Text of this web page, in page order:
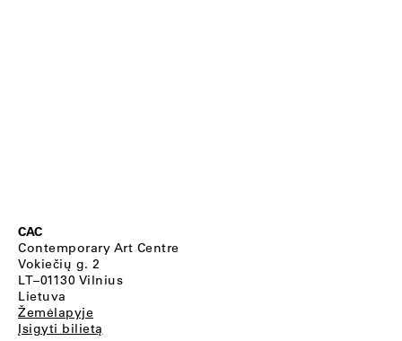
CAC
Contemporary Art Centre
Vokiečių g. 2
LT–01130 Vilnius
Lietuva
Žemėlapyje
Įsigyti bilietą